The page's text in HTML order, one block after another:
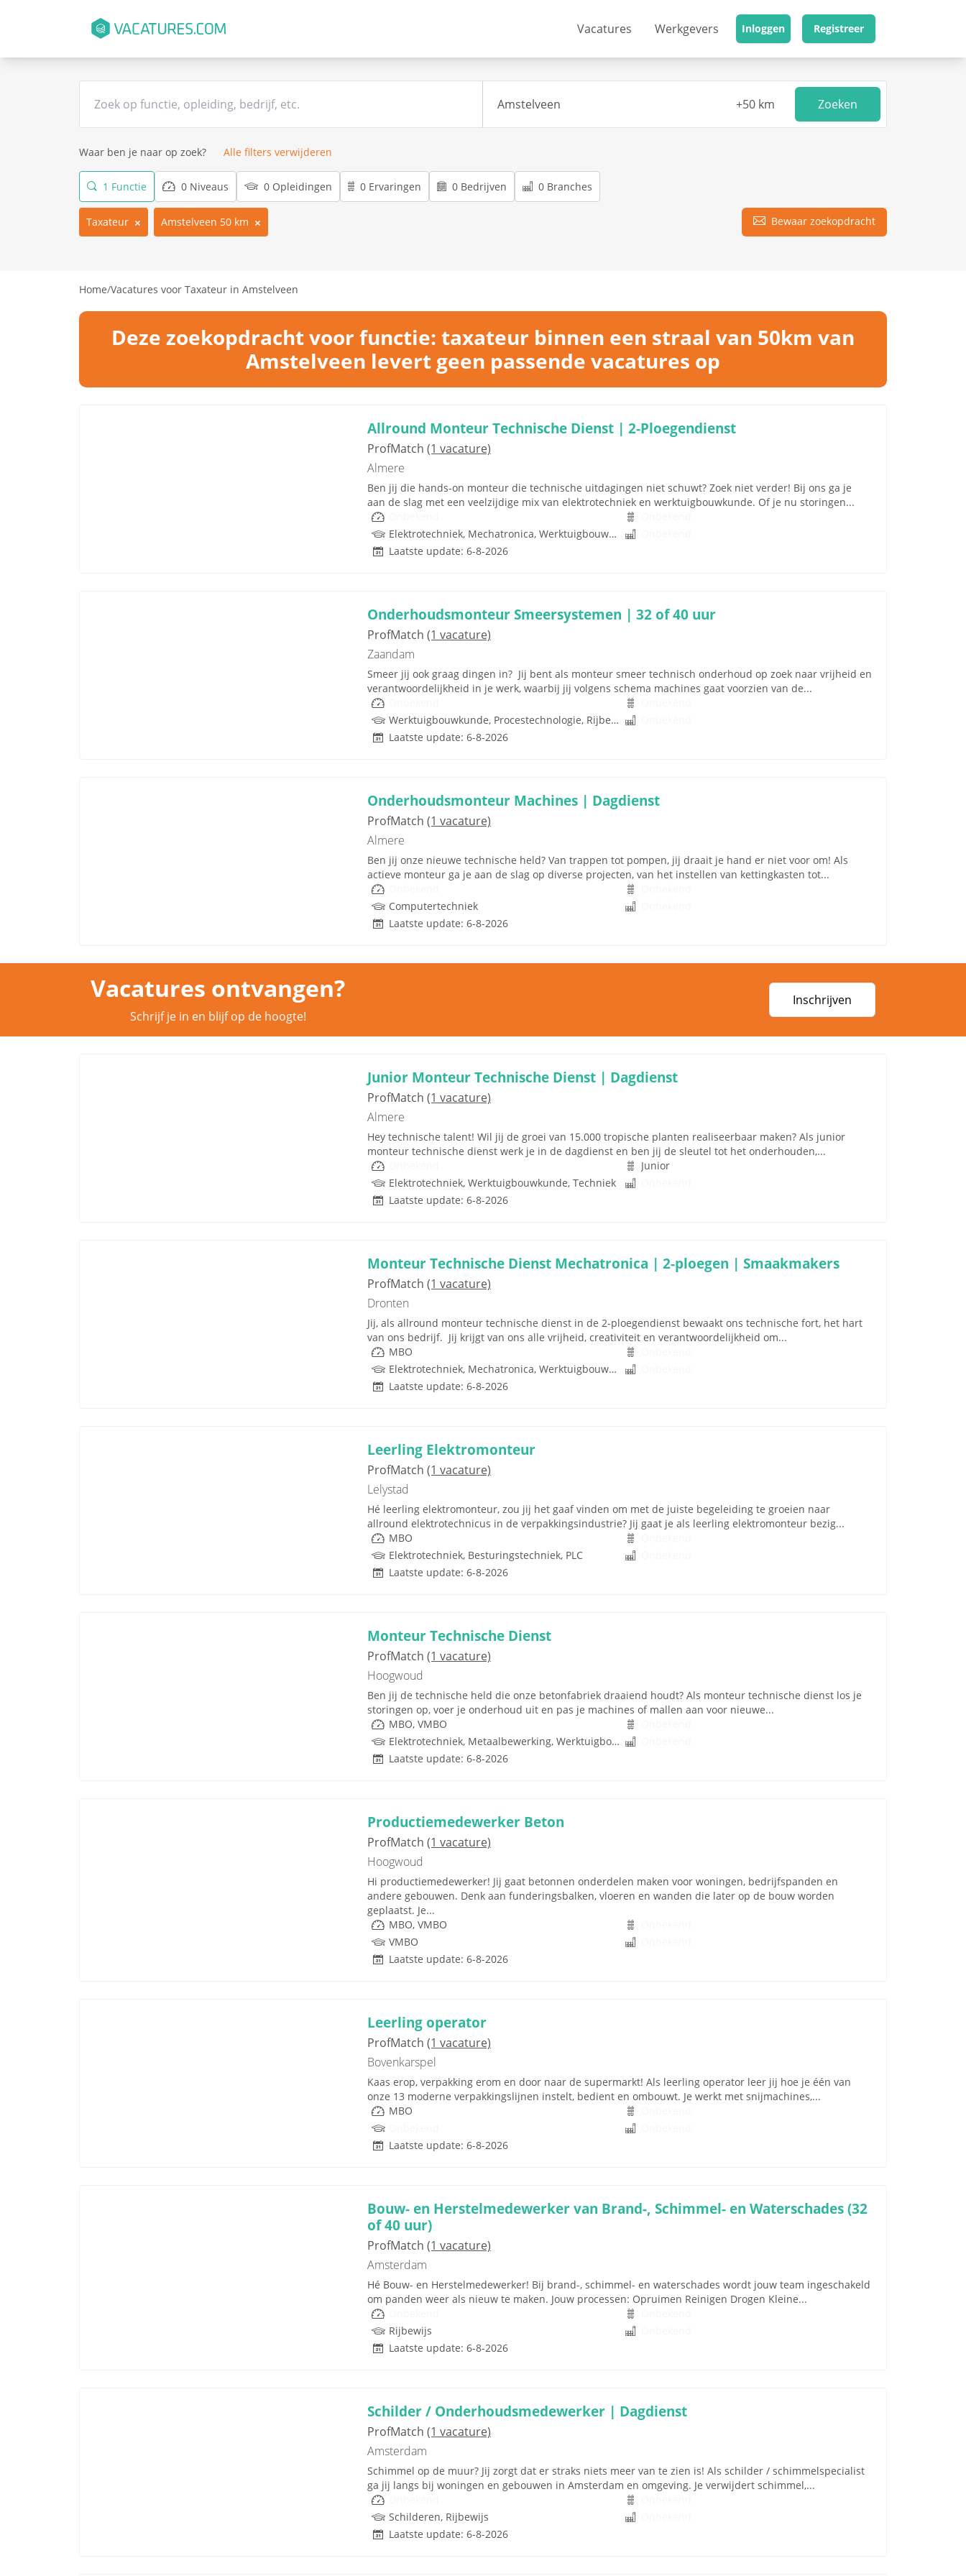
Vacatures Werkgevers Inloggen Registreer
Zoeken
Waar ben je naar op zoek? Alle filters verwijderen
1 Functie 0 Niveaus 0 Opleidingen 0 Ervaringen 0 Bedrijven 0 Branches
Taxateur Amstelveen 50 km Bewaar zoekopdracht
Home/Vacatures voor Taxateur in Amstelveen
Deze zoekopdracht voor functie: taxateur binnen een straal van 50km van
Amstelveen levert geen passende vacatures op
Allround Monteur Technische Dienst | 2-Ploegendienst
ProfMatch (1 vacature)
Almere
Ben jij die hands-on monteur die technische uitdagingen niet schuwt? Zoek niet verder! Bij ons ga je
aan de slag met een veelzijdige mix van elektrotechniek en werktuigbouwkunde. Of je nu storingen...
Elektrotechniek, Mechatronica, Werktuigbouwkunde, Hydrauliek
Laatste update: 6-8-2026
Onderhoudsmonteur Smeersystemen | 32 of 40 uur
ProfMatch (1 vacature)
Zaandam
Smeer jij ook graag dingen in? Jij bent als monteur smeer technisch onderhoud op zoek naar vrijheid en
verantwoordelijkheid in je werk, waarbij jij volgens schema machines gaat voorzien van de...
Werktuigbouwkunde, Procestechnologie, Rijbewijs
Laatste update: 6-8-2026
Onderhoudsmonteur Machines | Dagdienst
ProfMatch (1 vacature)
Almere
Ben jij onze nieuwe technische held? Van trappen tot pompen, jij draait je hand er niet voor om! Als
actieve monteur ga je aan de slag op diverse projecten, van het instellen van kettingkasten tot...
Computertechniek
Laatste update: 6-8-2026
Vacatures ontvangen?
Schrijf je in en blijf op de hoogte!
Inschrijven
Junior Monteur Technische Dienst | Dagdienst
ProfMatch (1 vacature)
Almere
Hey technische talent! Wil jij de groei van 15.000 tropische planten realiseerbaar maken? Als junior
monteur technische dienst werk je in de dagdienst en ben jij de sleutel tot het onderhouden,...
Junior
Elektrotechniek, Werktuigbouwkunde, Techniek
Laatste update: 6-8-2026
Monteur Technische Dienst Mechatronica | 2-ploegen | Smaakmakers
ProfMatch (1 vacature)
Dronten
Jij, als allround monteur technische dienst in de 2-ploegendienst bewaakt ons technische fort, het hart
van ons bedrijf. Jij krijgt van ons alle vrijheid, creativiteit en verantwoordelijkheid om...
MBO
Elektrotechniek, Mechatronica, Werktuigbouwkunde, Pneumatiek
Laatste update: 6-8-2026
Leerling Elektromonteur
ProfMatch (1 vacature)
Lelystad
Hé leerling elektromonteur, zou jij het gaaf vinden om met de juiste begeleiding te groeien naar
allround elektrotechnicus in de verpakkingsindustrie? Jij gaat je als leerling elektromonteur bezig...
MBO
Elektrotechniek, Besturingstechniek, PLC
Laatste update: 6-8-2026
Monteur Technische Dienst
ProfMatch (1 vacature)
Hoogwoud
Ben jij de technische held die onze betonfabriek draaiend houdt? Als monteur technische dienst los je
storingen op, voer je onderhoud uit en pas je machines of mallen aan voor nieuwe...
MBO, VMBO
Elektrotechniek, Metaalbewerking, Werktuigbouwkunde, Metaal, PLC, Techniek, W-Installaties, VMBO
Laatste update: 6-8-2026
Productiemedewerker Beton
ProfMatch (1 vacature)
Hoogwoud
Hi productiemedewerker! Jij gaat betonnen onderdelen maken voor woningen, bedrijfspanden en
andere gebouwen. Denk aan funderingsbalken, vloeren en wanden die later op de bouw worden
geplaatst. Je...
MBO, VMBO
VMBO
Laatste update: 6-8-2026
Leerling operator
ProfMatch (1 vacature)
Bovenkarspel
Kaas erop, verpakking erom en door naar de supermarkt! Als leerling operator leer jij hoe je één van
onze 13 moderne verpakkingslijnen instelt, bedient en ombouwt. Je werkt met snijmachines,...
MBO
Laatste update: 6-8-2026
Bouw- en Herstelmedewerker van Brand-, Schimmel- en Waterschades (32
of 40 uur)
ProfMatch (1 vacature)
Amsterdam
Hé Bouw- en Herstelmedewerker! Bij brand-, schimmel- en waterschades wordt jouw team ingeschakeld
om panden weer als nieuw te maken. Jouw processen: Opruimen Reinigen Drogen Kleine...
Rijbewijs
Laatste update: 6-8-2026
Schilder / Onderhoudsmedewerker | Dagdienst
ProfMatch (1 vacature)
Amsterdam
Schimmel op de muur? Jij zorgt dat er straks niets meer van te zien is! Als schilder / schimmelspecialist
ga jij langs bij woningen en gebouwen in Amsterdam en omgeving. Je verwijdert schimmel,...
Schilderen, Rijbewijs
Laatste update: 6-8-2026